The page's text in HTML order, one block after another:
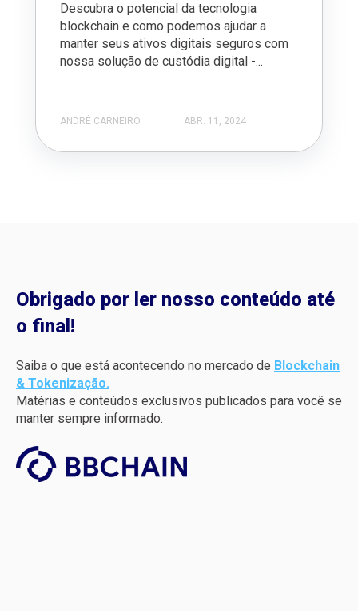
Descubra o potencial da tecnologia
blockchain e como podemos ajudar a
manter seus ativos digitais seguros com
nossa solução de custódia digital -...
ANDRÉ CARNEIRO ABR. 11, 2024
Obrigado por ler nosso conteúdo até
o final!
Saiba o que está acontecendo no mercado de Blockchain
& Tokenização.
Matérias e conteúdos exclusivos publicados para você se
manter sempre informado.